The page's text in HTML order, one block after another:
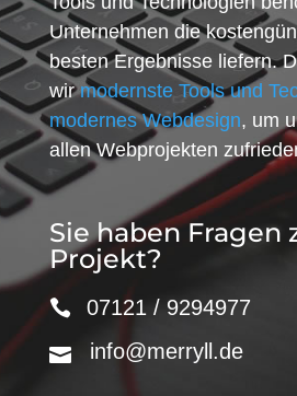
Unternehmen die
besten Ergebnisse liefern.
wirmodernste Tools und
modernes Webdesign, um
allen Webprojekten
Sie haben Fragen
Projekt?
07121 / 9294977
info@merryll.de